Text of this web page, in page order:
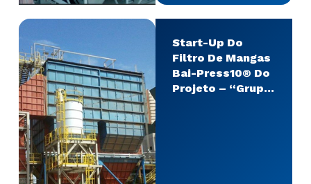
Start-Up Do
Filtro De Mangas
Bai-Press10® Do
Projeto – “Grupo